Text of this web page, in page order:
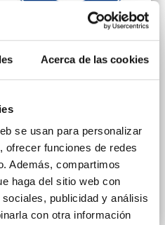
Acerca de las cookies
se usan para personalizar
ofrecer funciones de redes
Además, compartimos
haga del sitio web con
publicidad y análisis
con otra información
de Gestión de
ISO 9001:2008,
Calidad Auto
Ver certificado